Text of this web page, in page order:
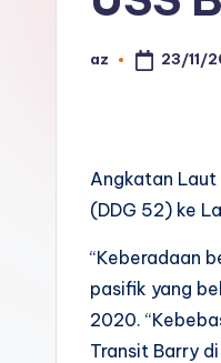
Posted
az 23/11/
Angkatan Laut
(DDG 52) ke
“Keberadaan
pasifik yang
2020.
Transit Barry